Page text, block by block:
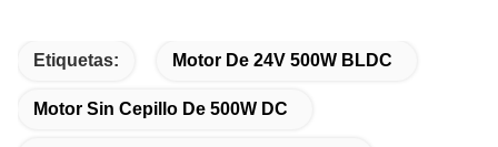
Etiquetas: Motor De 24V 500W BLDC
Motor Sin Cepillo De 500W DC